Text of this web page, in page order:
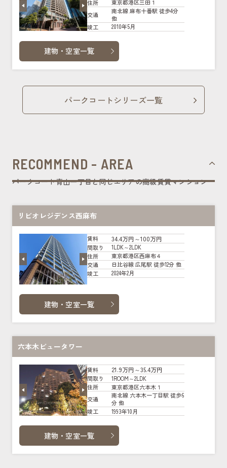
住所
東京都港区三田１
交通
南北線 麻布十番駅 徒歩4分
他
竣工
2010年5月
建物・空室一覧
パークコートシリーズ一覧
RECOMMEND - AREA
パークコート青山一丁目と同じエリアの高級賃貸マンション
リビオレジデンス西麻布
賃料 34.4万円～100万円
間取り
1LDK～2LDK
住所
東京都港区西麻布４
交通
日比谷線 広尾駅 徒歩12分 他
竣工
2024年2月
建物・空室一覧
六本木ビュータワー
賃料 21.9万円～35.4万円
間取り
1ROOM～2LDK
住所
東京都港区六本木１
交通
南北線 六本木一丁目駅 徒歩6
分 他
竣工
1993年10月
建物・空室一覧